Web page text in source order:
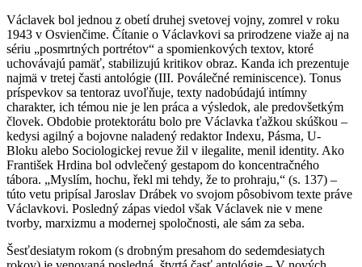
Václavek bol jednou z obetí druhej svetovej vojny, zomrel v roku
1943 v Osvienčime. Čítanie o Václavkovi sa prirodzene viaže aj na
sériu „posmrtných portrétov“ a spomienkových textov, ktoré
uchovávajú pamäť, stabilizujú kritikov obraz. Kanda ich prezentuje
najmä v tretej časti antológie (III. Poválečné reminiscence). Tonus
príspevkov sa tentoraz uvoľňuje, texty nadobúdajú intímny
charakter, ich témou nie je len práca a výsledok, ale predovšetkým
človek. Obdobie protektorátu bolo pre Václavka ťažkou skúškou –
kedysi agilný a bojovne naladený redaktor Indexu, Pásma, U-
Bloku alebo Sociologickej revue žil v ilegalite, menil identity. Ako
František Hrdina bol odvlečený gestapom do koncentračného
tábora. „Myslím, hochu, řekl mi tehdy, že to prohraju,“ (s. 137) –
túto vetu pripísal Jaroslav Drábek vo svojom pôsobivom texte práve
Václavkovi. Posledný zápas viedol však Václavek nie v mene
tvorby, marxizmu a modernej spoločnosti, ale sám za seba.
Šesťdesiatym rokom (s drobným presahom do sedemdesiatych